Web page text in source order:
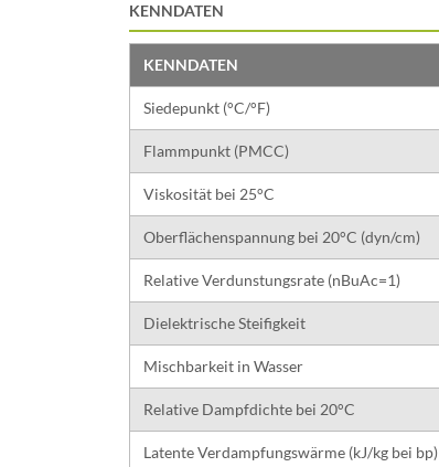
KENNDATEN
KENNDATEN
Siedepunkt (°C/°F)
Flammpunkt (PMCC)
Viskosität bei 25°C
Oberflächenspannung bei 20°C (dyn/cm)
Relative Verdunstungsrate (nBuAc=1)
Dielektrische Steifigkeit
Mischbarkeit in Wasser
Relative Dampfdichte bei 20°C
Latente Verdampfungswärme (kJ/kg bei bp)